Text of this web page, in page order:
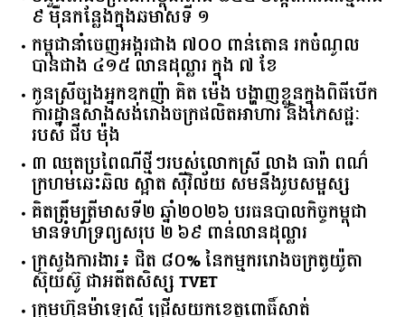
​៩​ ​ម៉ឺន​កន្លែង​ក្នុង​ឆមាស​ទី ​១​
កម្ពុជានាំចេញអង្ករជាង ៧០០ ពាន់តោន រកចំណូល
បានជាង ៤១៥ លានដុល្លារ ក្នុង ៧ ខែ
កូនស្រីច្បងអ្នកឧកញ៉ា គិត ម៉េង បង្ហាញខ្លួនក្នុងពិធីបើក
ការដ្ឋានសាងសង់រោងចក្រផលិតអាហារ និងភេសជ្ជៈ
របស់ ជីប ម៉ុង
៣ ឈុតប្រពៃណីថ្មីៗរបស់លោកស្រី លាង ធារ៉ា ពណ៌
ក្រហមឆេះឆិល ស្អាត ​ស៊ីវិល័យ សមនឹងរូបសម្ផស្ស
គិត​ត្រឹមត្រីមាស​ទី​២​ ​ឆ្នាំ​២០២៦​ បរធន​បាលកិច្ច​កម្ពុជា​ ​
មាន​ទំហំ​ទ្រព្យ​សរុប​ ​២.៦៩​ ​ពាន់លាន​ដុល្លារ​
ក្រសួង​ការងារ​៖ ​ជិត​ ​៨០​% ​នៃ​កម្មករ​រោងចក្រ​តូយ៉ូតា ​
ស៊ុយ​ស៊ូ ​ជា​អតីត​សិស្ស​ ​TVET​
ក្រុមហ៊ុន​ម៉ាឡេស៊ី ជ្រើសយកខេត្ដពោធិ៍សាត់